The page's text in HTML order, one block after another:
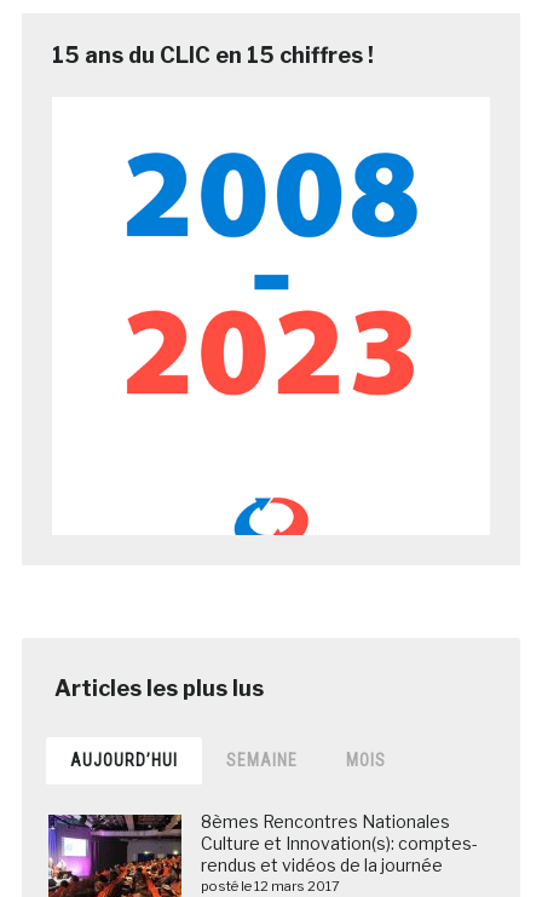
15 ans du CLIC en 15 chiffres !
AUJOURD’HUI SEMAINE MOIS
8èmes Rencontres Nationales
Culture et Innovation(s): comptes-
rendus et vidéos de la journée
posté le 12 mars 2017